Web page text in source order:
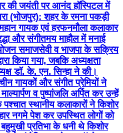
की जयंती पर आनंद हॉस्पिटल में
(भोजपुर): शहर के रमना पकड़ी
गायक एवं हरफनमौला कलाकार
और संगीतमय माहौल में मनाई
समाजसेवी व भाजपा के सक्रिय
किया गया, जबकि अध्यक्षता
डॉ. के. एन. सिन्हा ने की।
गायकों और संगीत प्रेमियों ने
व पुष्पांजलि अर्पित कर उन्हें
पश्चात स्थानीय कलाकारों ने किशोर
नगमे पेश कर उपस्थित लोगों को
प्रतिभा के धनी थे किशोर